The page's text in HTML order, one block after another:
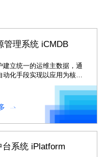
管理系统 iCMDB
建立统一的运维主数据，通
动化手段实现以应用为核心
源管理以及运维消费场景共
台系统 iPlatform